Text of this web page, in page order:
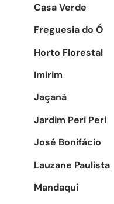
Casa Verde
Freguesia do Ó
Horto Florestal
Imirim
Jaçanã
Jardim Peri Peri
José Bonifácio
Lauzane Paulista
Mandaqui